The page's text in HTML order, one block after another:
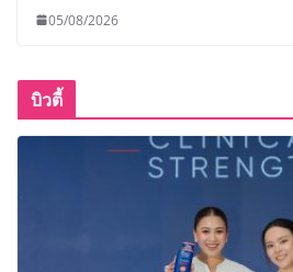
05/08/2026
บิวตี้